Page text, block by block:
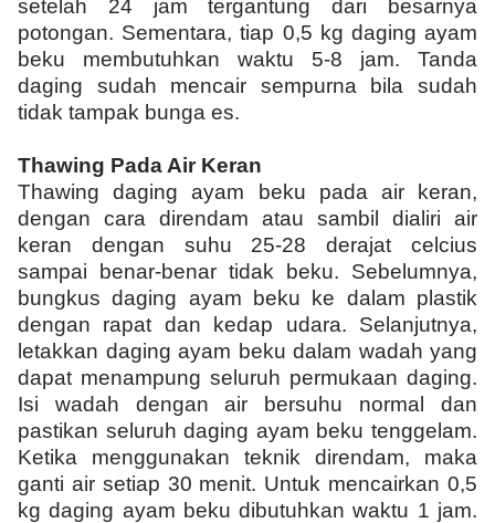
setelah 24 jam tergantung dari besarnya
potongan. Sementara, tiap 0,5 kg daging ayam
beku membutuhkan waktu 5-8 jam. Tanda
daging sudah mencair sempurna bila sudah
tidak tampak bunga es.
Thawing Pada Air Keran
Thawing daging ayam beku pada air keran,
dengan cara direndam atau sambil dialiri air
keran dengan suhu 25-28 derajat celcius
sampai benar-benar tidak beku. Sebelumnya,
bungkus daging ayam beku ke dalam plastik
dengan rapat dan kedap udara. Selanjutnya,
letakkan daging ayam beku dalam wadah yang
dapat menampung seluruh permukaan daging.
Isi wadah dengan air bersuhu normal dan
pastikan seluruh daging ayam beku tenggelam.
Ketika menggunakan teknik direndam, maka
ganti air setiap 30 menit. Untuk mencairkan 0,5
kg daging ayam beku dibutuhkan waktu 1 jam.